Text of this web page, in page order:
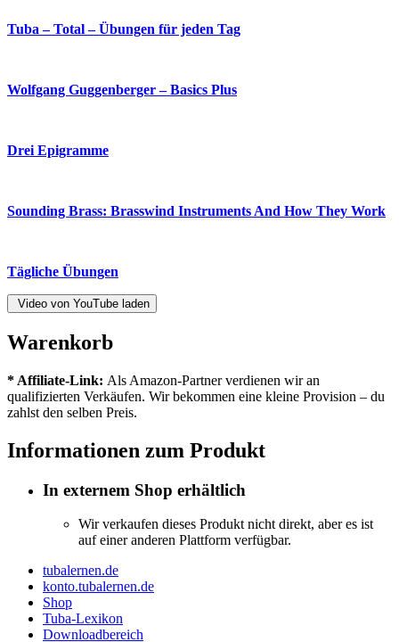
Tuba – Total – Übungen für jeden Tag
Wolfgang Guggenberger – Basics Plus
Drei Epigramme
Sounding Brass: Brasswind Instruments And How They Work
Tägliche Übungen
Video von YouTube laden
Warenkorb
* Affiliate-Link: Als Amazon-Partner verdienen wir an
qualifizierten Verkäufen. Wir bekommen eine kleine Provision – du
zahlst den selben Preis.
Informationen zum Produkt
In externem Shop erhältlich
Wir verkaufen dieses Produkt nicht direkt, aber es ist
auf einer anderen Plattform verfügbar.
tubalernen.de
konto.tubalernen.de
Shop
Tuba-Lexikon
Downloadbereich